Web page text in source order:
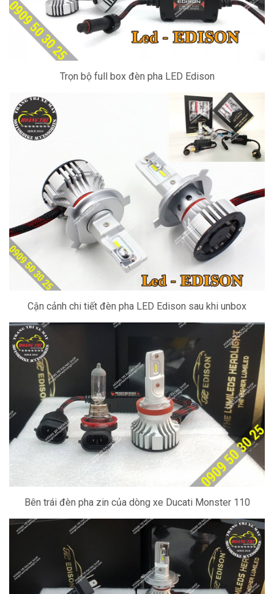
Trọn bộ full box đèn pha LED Edison
Cận cảnh chi tiết đèn pha LED Edison sau khi unbox
Bên trái đèn pha zin của dòng xe Ducati Monster 110